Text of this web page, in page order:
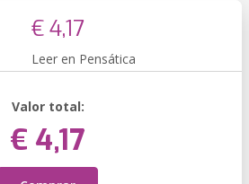
€ 4,17
Leer en Pensática
Valor total:
€ 4,17